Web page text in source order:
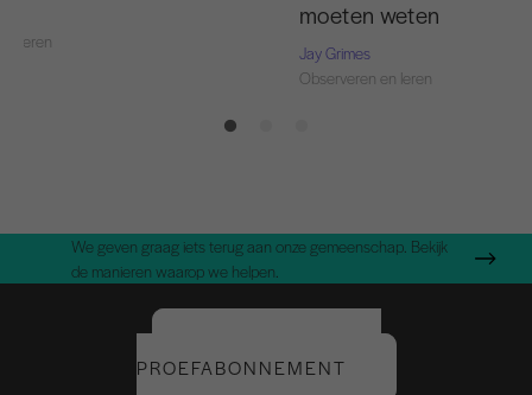
leren
moeten weten
Jay Grimes
Observeren en leren
We geven graag iets terug aan onze gemeenschap. Bekijk
de manieren waarop we helpen.
PROEFABONNEMENT